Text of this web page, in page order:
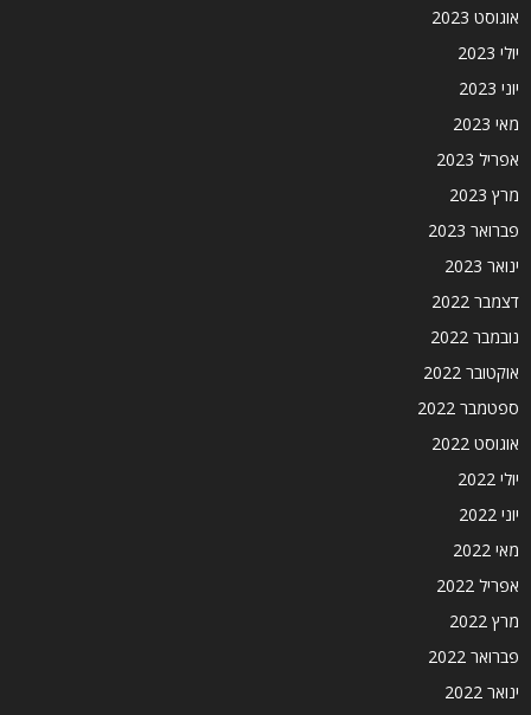
אוגוסט 2023
יולי 2023
יוני 2023
מאי 2023
אפריל 2023
מרץ 2023
פברואר 2023
ינואר 2023
דצמבר 2022
נובמבר 2022
אוקטובר 2022
ספטמבר 2022
אוגוסט 2022
יולי 2022
יוני 2022
מאי 2022
אפריל 2022
מרץ 2022
פברואר 2022
ינואר 2022